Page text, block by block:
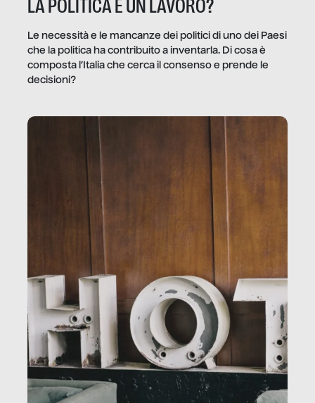
LA POLITICA È UN LAVORO?
Le necessità e le mancanze dei politici di uno dei Paesi
che la politica ha contribuito a inventarla. Di cosa è
composta l’Italia che cerca il consenso e prende le
decisioni?